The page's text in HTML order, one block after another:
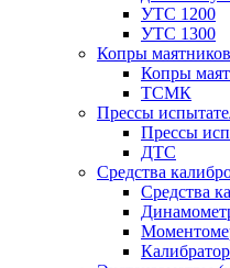
УТС 1200
УТС 1300
Копры
Копры
ТСМК
Прессы
Прессы
ДТС
Средства
Средства